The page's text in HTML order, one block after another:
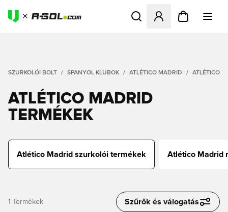
Megnyit egy modált a
SZURKOLÓI BOLT SPANYOL KLUBOK ATLÉTICO MADRID ATLÉTICO
ATLÉTICO MADRID
TERMÉKEK
Atlético Madrid szurkolói termékek Atlético Madrid
1 Termékek Szűrők és válogatás